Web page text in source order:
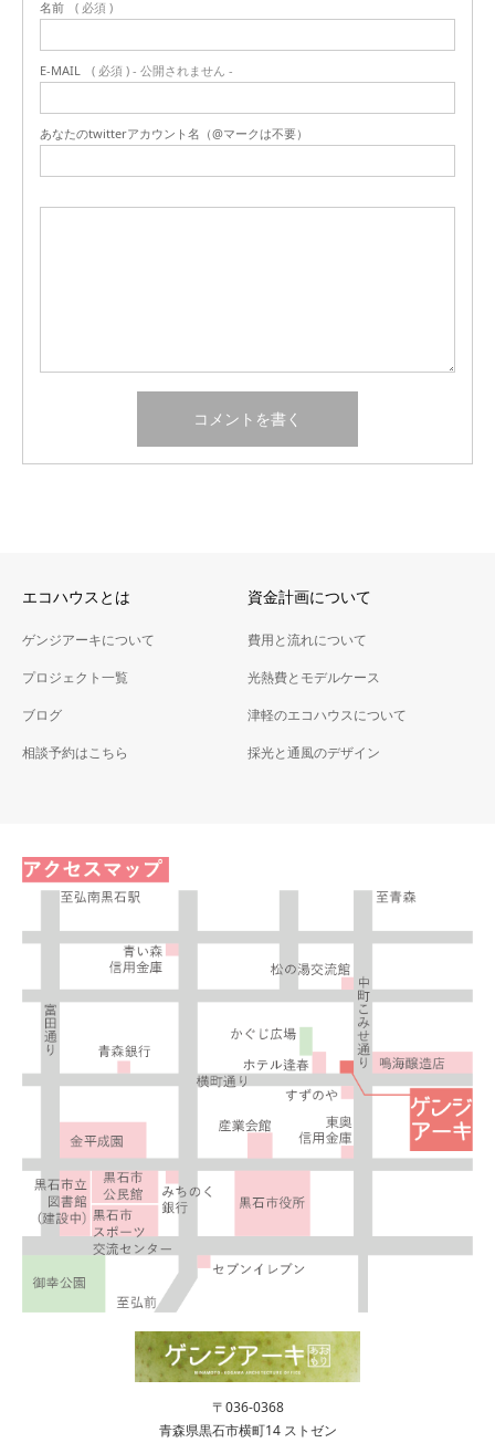
名前 ( 必須 )
E-MAIL ( 必須 ) - 公開されません -
あなたのtwitterアカウント名（@マークは不要）
エコハウスとは
ゲンジアーキについて
プロジェクト一覧
ブログ
相談予約はこちら
資金計画について
費用と流れについて
光熱費とモデルケース
津軽のエコハウスについて
採光と通風のデザイン
〒036-0368
青森県黒石市横町14 ストゼン